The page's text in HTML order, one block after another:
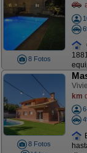
8 Fotos
8 Fotos
km